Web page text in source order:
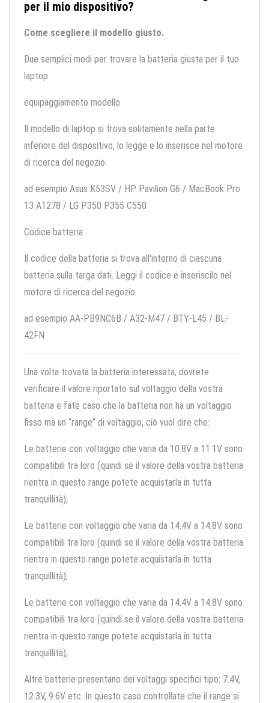
per il mio dispositivo?
Come scegliere il modello giusto.
Due semplici modi per trovare la batteria giusta per il tuo
laptop.
equipaggiamento modello
Il modello di laptop si trova solitamente nella parte
inferiore del dispositivo, lo legge e lo inserisce nel motore
di ricerca del negozio.
ad esempio Asus K53SV / HP Pavilion G6 / MacBook Pro
13 A1278 / LG P350 P355 C550
Codice batteria
Il codice della batteria si trova all'interno di ciascuna
batteria sulla targa dati. Leggi il codice e inseriscilo nel
motore di ricerca del negozio.
ad esempio AA-PB9NC6B / A32-M47 / BTY-L45 / BL-
42FN
Una volta trovata la batteria interessata, dovrete
verificare il valore riportato sul voltaggio della vostra
batteria e fate caso che la batteria non ha un voltaggio
fisso ma un “range” di voltaggio, ciò vuol dire che:
Le batterie con voltaggio che varia da 10.8V a 11.1V sono
compatibili tra loro (quindi se il valore della vostra batteria
rientra in questo range potete acquistarla in tutta
tranquillità);
Le batterie con voltaggio che varia da 14.4V a 14.8V sono
compatibili tra loro (quindi se il valore della vostra batteria
rientra in questo range potete acquistarla in tutta
tranquillità);
Le batterie con voltaggio che varia da 14.4V a 14.8V sono
compatibili tra loro (quindi se il valore della vostra batteria
rientra in questo range potete acquistarla in tutta
tranquillità);
Altre batterie presentano dei voltaggi specifici tipo: 7.4V,
12.3V, 9.6V etc. In questo caso controllate che il range si